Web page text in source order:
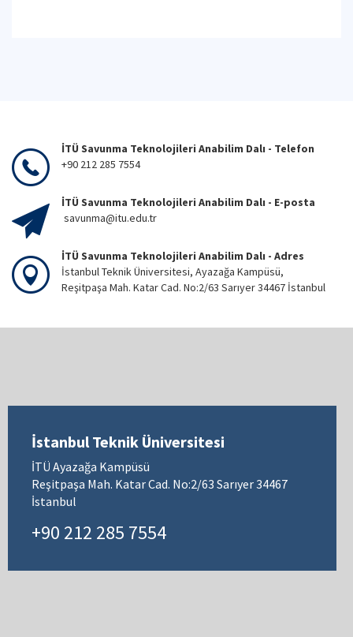
İTÜ Savunma Teknolojileri Anabilim Dalı - Telefon
+90 212 285 7554
İTÜ Savunma Teknolojileri Anabilim Dalı - E-posta
savunma@itu.edu.tr
İTÜ Savunma Teknolojileri Anabilim Dalı - Adres
İstanbul Teknik Üniversitesi, Ayazağa Kampüsü,
Reşitpaşa Mah. Katar Cad. No:2/63 Sarıyer 34467 İstanbul
İstanbul Teknik Üniversitesi
İTÜ Ayazağa Kampüsü
Reşitpaşa Mah. Katar Cad. No:2/63 Sarıyer 34467
İstanbul
+90 212 285 7554